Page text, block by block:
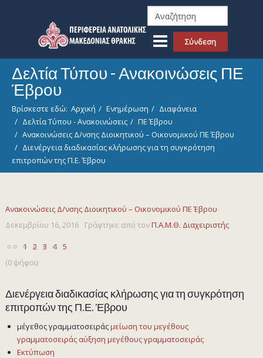
Σύνδεση
Δελτία Τύπου - Ανακοινώσεις ΠΕ
Έβρου
Βρίσκεστε εδώ: Αρχική Ενημέρωση
Διαφάνεια
Δελτία Τύπου - Ανακοινώσεις
ΠΕ Έβρου
Ανακοινώσεις Δ/νσης Διοικητικού – Οικονομικού ΠΕ Έβρου
Διενέργεια διαδικασίας κλήρωσης για τη συγκρότηση
επιτροπών της Π.Ε. Έβρου
Ανακοινώσεις Δ/νσης Διοικητικού – Οικονομικού ΠΕ Έβρου
Δεκεμβρίου 16, 2016
Γράφτηκε από τονΠ.Α.Μ.Θ. Διαχειριστής
1 2 3 4 5
(0 ψήφοι)
Διενέργεια διαδικασίας κλήρωσης για τη συγκρότηση
επιτροπών της Π.Ε. Έβρου
μέγεθος γραμματοσειράςμείωση του μεγέθους
γραμματοσειράς αύξηση μεγέθους γραμματοσειράς
Εκτύπωση